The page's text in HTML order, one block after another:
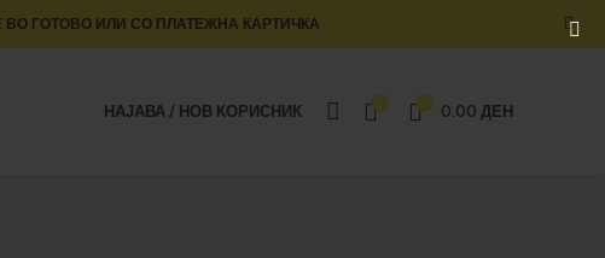
НАЈАВА / НОВ КОРИСНИК 0 0 0.00 ДЕН
ГОТОВО ИЛИ СО ПЛАТЕЖНА КАРТИЧКА